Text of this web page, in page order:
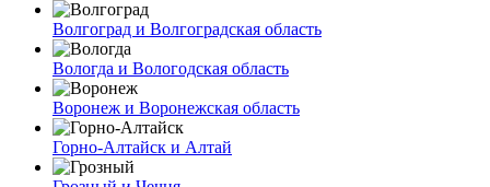
Волгоград и Волгоградская область
Вологда и Вологодская область
Воронеж и Воронежская область
Горно-Алтайск и Алтай